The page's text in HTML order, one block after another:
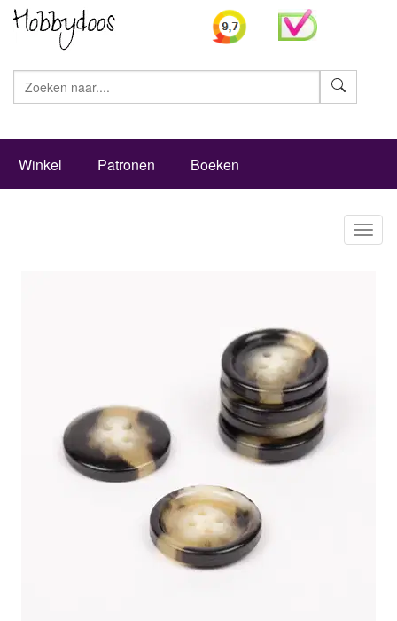
Winkel Patronen Boeken